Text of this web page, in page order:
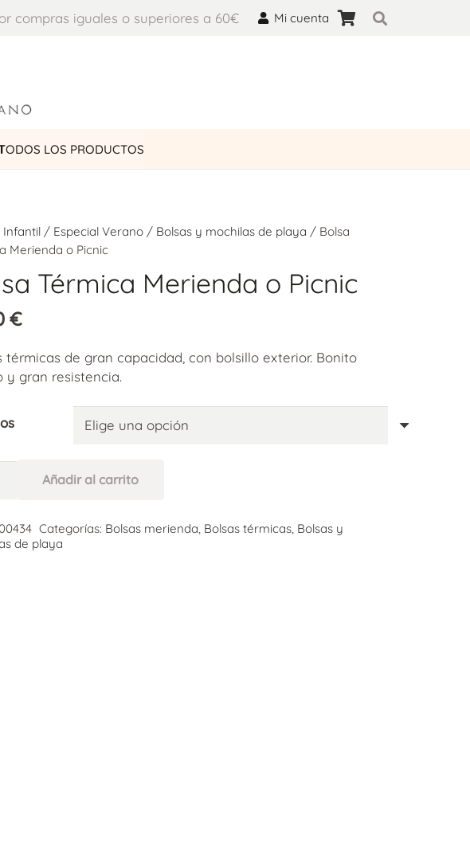
compras iguales o superiores a 60€ Mi cuenta
LOS PRODUCTOS
Infantil / Especial Verano / Bolsas y mochilas de playa / Bolsa
Merienda o Picnic
Térmica Merienda o Picnic
€
térmicas de gran capacidad, con bolsillo exterior. Bonito
y gran resistencia.
Añadir al carrito
Categorías: Bolsas merienda Bolsas térmicas Bolsas y
de playa